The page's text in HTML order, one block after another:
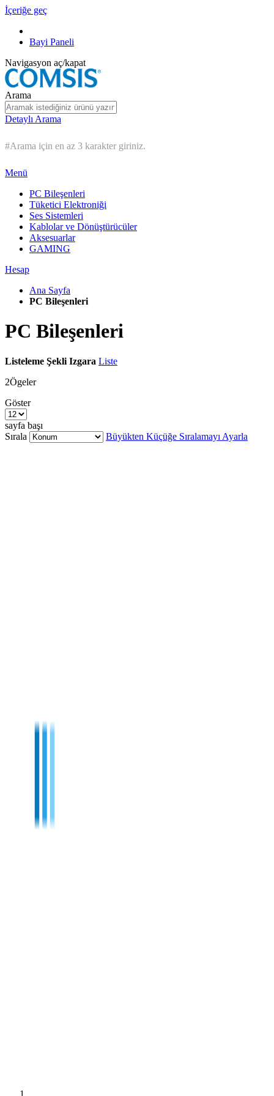
İçeriğe geç
Bayi Paneli
Navigasyon aç/kapat
Arama
Detaylı Arama
#Arama için en az 3 karakter giriniz.
Menü
PC Bileşenleri
Tüketici Elektroniği
Ses Sistemleri
Kablolar ve Dönüştürücüler
Aksesuarlar
GAMING
Hesap
Ana Sayfa
PC Bileşenleri
PC Bileşenleri
Listeleme Şekli Izgara Liste
2Ögeler
Göster
sayfa başı
Sırala
Büyükten Küçüğe Sıralamayı Ayarla